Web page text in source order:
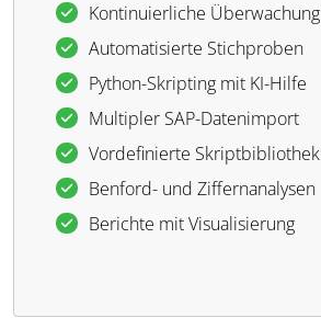
Kontinuierliche Überwachung
Automatisierte Stichproben
Python-Skripting mit KI-Hilfe
Multipler SAP-Datenimport
Vordefinierte Skriptbibliothek
Benford- und Ziffernanalysen
Berichte mit Visualisierung